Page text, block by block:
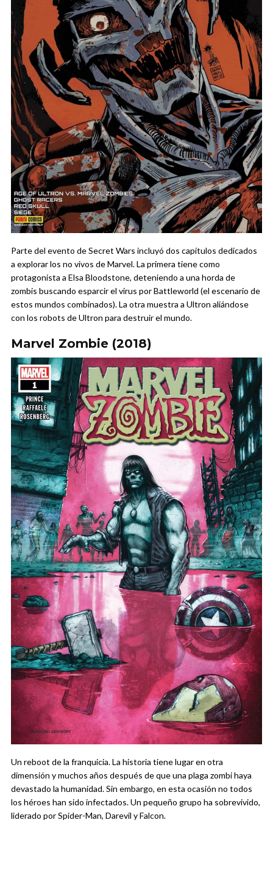
Parte del evento de Secret Wars incluyó dos capítulos dedicados
a explorar los no vivos de Marvel. La primera tiene como
protagonista a Elsa Bloodstone, deteniendo a una horda de
zombis buscando esparcir el virus por Battleworld (el escenario de
estos mundos combinados). La otra muestra a Ultron aliándose
con los robots de Ultron para destruir el mundo.
Marvel Zombie (2018)
Un reboot de la franquicia. La historia tiene lugar en otra
dimensión y muchos años después de que una plaga zombi haya
devastado la humanidad. Sin embargo, en esta ocasión no todos
los héroes han sido infectados. Un pequeño grupo ha sobrevivido,
liderado por Spider-Man, Darevil y Falcon.